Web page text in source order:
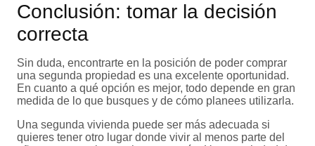
Conclusión: tomar la decisión
correcta
Sin duda, encontrarte en la posición de poder comprar
una segunda propiedad es una excelente oportunidad.
En cuanto a qué opción es mejor, todo depende en gran
medida de lo que busques y de cómo planees utilizarla.
Una segunda vivienda puede ser más adecuada si
quieres tener otro lugar donde vivir al menos parte del